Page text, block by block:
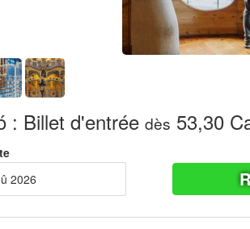
: Billet d'entrée dès 53,30
2026